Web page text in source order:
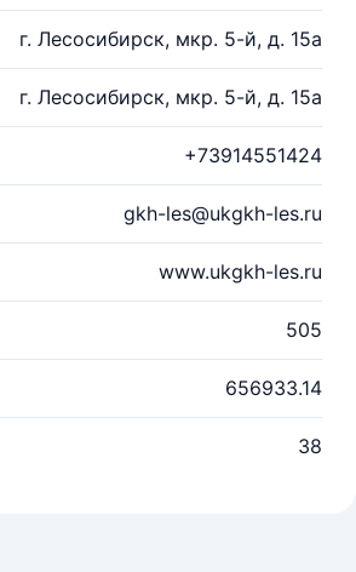
г. Лесосибирск, мкр. 5-й, д. 15а
г. Лесосибирск, мкр. 5-й, д. 15а
+73914551424
gkh-les@ukgkh-les.ru
www.ukgkh-les.ru
505
656933.14
38